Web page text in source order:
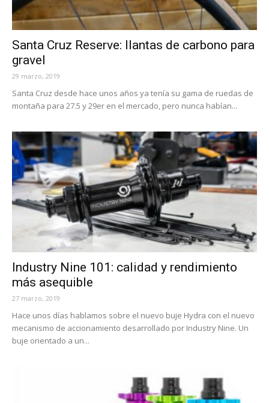
Santa Cruz Reserve: llantas de carbono para
gravel
29 marzo, 2019
Santa Cruz desde hace unos años ya tenía su gama de ruedas de
montaña para 27.5 y 29er en el mercado, pero nunca habían...
Industry Nine 101: calidad y rendimiento
más asequible
27 marzo, 2019
Hace unos días hablamos sobre el nuevo buje Hydra con el nuevo
mecanismo de accionamiento desarrollado por Industry Nine. Un
buje orientado a un...